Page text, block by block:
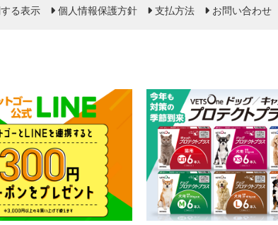
る表示 個人情報保護方針 支払方法 お問い合わせ